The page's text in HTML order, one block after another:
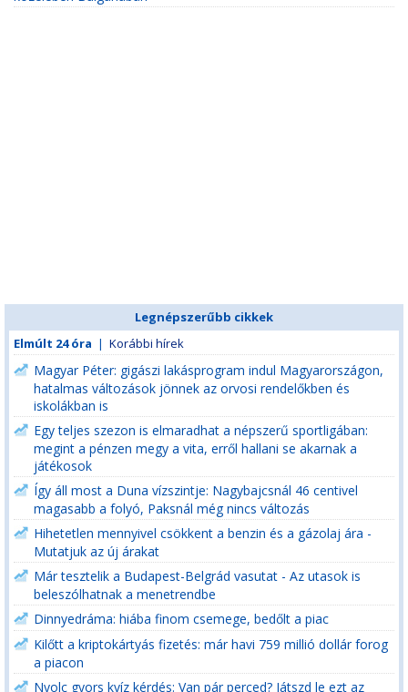
Legnépszerűbb cikkek
Elmúlt 24 óra | Korábbi hírek
Magyar Péter: gigászi lakásprogram indul Magyarországon,
hatalmas változások jönnek az orvosi rendelőkben és
iskolákban is
Egy teljes szezon is elmaradhat a népszerű sportligában:
megint a pénzen megy a vita, erről hallani se akarnak a
játékosok
Így áll most a Duna vízszintje: Nagybajcsnál 46 centivel
magasabb a folyó, Paksnál még nincs változás
Hihetetlen mennyivel csökkent a benzin és a gázolaj ára -
Mutatjuk az új árakat
Már tesztelik a Budapest-Belgrád vasutat - Az utasok is
beleszólhatnak a menetrendbe
Dinnyedráma: hiába finom csemege, bedőlt a piac
Kilőtt a kriptokártyás fizetés: már havi 759 millió dollár forog
a piacon
Nyolc gyors kvíz kérdés: Van pár perced? Játszd le ezt az